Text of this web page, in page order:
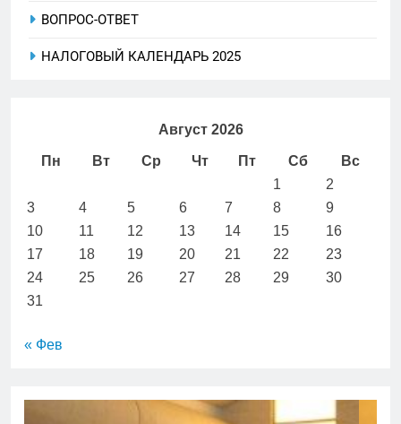
ВОПРОС-ОТВЕТ
НАЛОГОВЫЙ КАЛЕНДАРЬ 2025
Август 2026
Пн Вт Ср Чт Пт Сб
Вс
1
2
3
4 5 6 7 8
9
10
11 12 13 14 15
16
17
18 19 20 21 22
23
24
25 26 27 28 29
30
31
« Фев